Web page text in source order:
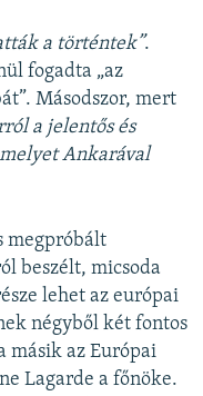
a történtek”.
fogadta „az
Másodszor, mert
a jelentős és
Ankarával
megpróbált
beszélt, micsoda
lehet az európai
négyből két fontos
másik az Európai
Lagarde a főnöke.